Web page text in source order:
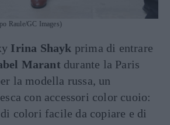
Raule/GC Images)
Irina Shayk prima di entrare
Marant durante la Paris
la modella russa, un
con accessori color cuoio:
colori facile da copiare e di